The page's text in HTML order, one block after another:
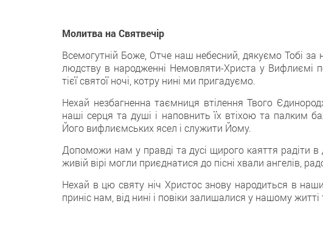
Молитва на Святвечір
Всемогутній Боже, Отче наш небесний, дякуємо Тобі
людству в народженні Немовляти-Христа у Вифлиємі
тієї святої ночі, котру нині ми пригадуємо.
Нехай незбагненна таємниця втілення Твого
наші серця та душі і наповнить їх втіхою та палким
Його вифлиємських ясел і служити Йому.
Допоможи нам у правді та дусі щирого каяття радіти
живій вірі могли приєднатися до пісні хвали ангелів,
Нехай в цю святу ніч Христос знову народиться в
приніс нам, від нині і повіки залишалися у нашому